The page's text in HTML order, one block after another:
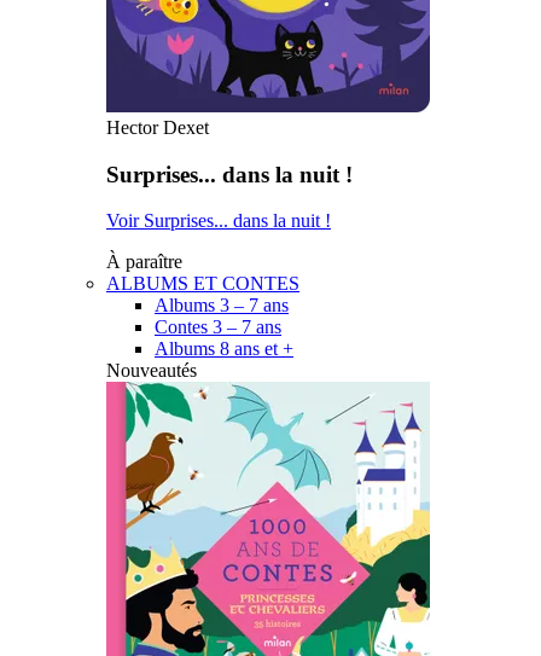
Hector Dexet
Surprises... dans la nuit !
Voir Surprises... dans la nuit !
À paraître
ALBUMS ET CONTES
Albums 3 – 7 ans
Contes 3 – 7 ans
Albums 8 ans et +
Nouveautés